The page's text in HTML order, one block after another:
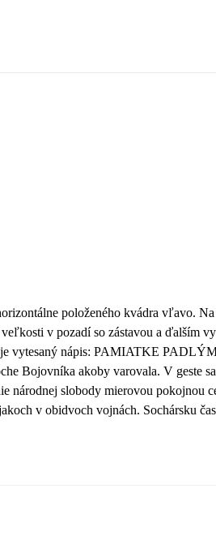
položeného kvádra vľavo.
v pozadí so zástavou a
vytesaný nápis: PAMIATKE
Bojovníka akoby varovala. V geste
národnej slobody mierovou pokojnou
v obidvoch vojnách. Sochársku